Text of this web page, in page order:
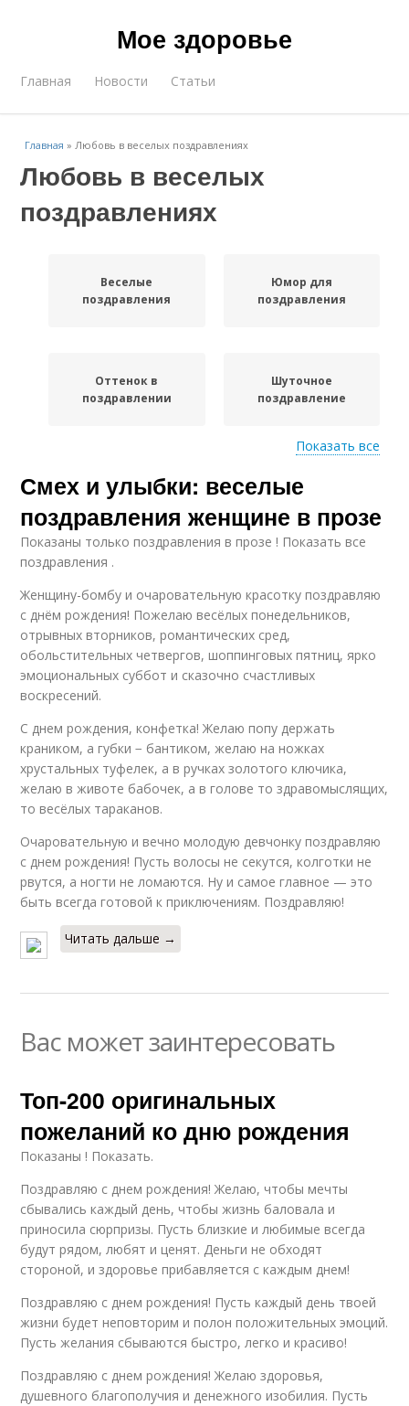
Мое здоровье
Главная Новости Статьи
Главная »Любовь в веселых поздравлениях
Любовь в веселых
поздравлениях
Веселые
поздравления
Юмор для
поздравления
Оттенок в
поздравлении
Шуточное
поздравление
Поздравление с
юбилеем
Поздравление с
подарками
поздравления
Показать все
Смех и улыбки: веселые
поздравления женщине в прозе
Показаны только поздравления в прозе ! Показать все
поздравления .
Женщину-бомбу и очаровательную красотку поздравляю
с днём рождения! Пожелаю весёлых понедельников,
отрывных вторников, романтических сред,
обольстительных четвергов, шоппинговых пятниц, ярко
эмоциональных суббот и сказочно счастливых
воскресений.
С днем рождения, конфетка! Желаю попу держать
краником, а губки − бантиком, желаю на ножках
хрустальных туфелек, а в ручках золотого ключика,
желаю в животе бабочек, а в голове то здравомыслящих,
то весёлых тараканов.
Очаровательную и вечно молодую девчонку поздравляю
с днем рождения! Пусть волосы не секутся, колготки не
рвутся, а ногти не ломаются. Ну и самое главное — это
быть всегда готовой к приключениям. Поздравляю!
Читать дальше →
Вас может заинтересовать
Топ-200 оригинальных
пожеланий ко дню рождения
Показаны ! Показать.
Поздравляю с днем рождения! Желаю, чтобы мечты
сбывались каждый день, чтобы жизнь баловала и
приносила сюрпризы. Пусть близкие и любимые всегда
будут рядом, любят и ценят. Деньги не обходят
стороной, и здоровье прибавляется с каждым днем!
Поздравляю с днем рождения! Пусть каждый день твоей
жизни будет неповторим и полон положительных эмоций.
Пусть желания сбываются быстро, легко и красиво!
Поздравляю с днем рождения! Желаю здоровья,
душевного благополучия и денежного изобилия. Пусть